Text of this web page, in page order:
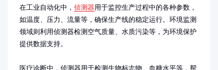
在工业自动化中， 侦测器用于监控生产过程中的各种参数，
如温度、压力、流量等，确保生产线的稳定运行。环境监测
领域则利用侦测器检测空气质量、水质污染等，为环境保护
提供数据支持。
医疗诊断中，侦测器用于检测生物标志物、血糖水平等，帮